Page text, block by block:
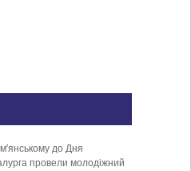
до Дня
провели молодіжний